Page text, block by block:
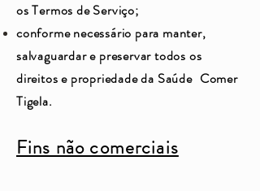
os Termos de Serviço;
conforme necessário para manter,
salvaguardar e preservar todos os
direitos e propriedade da Saúde Comer
Tigela.
Fins não comerciais